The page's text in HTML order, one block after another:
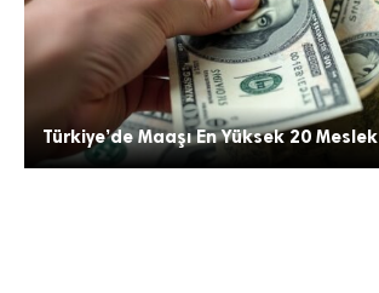
Türkiye’de Maaşı En Yüksek 20 Meslek